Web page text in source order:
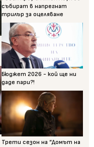
събират в напрегнат
трилър за оцеляване
Бюджет 2026 - кой ще ни
даде пари?!
Трети сезон на “Домът на